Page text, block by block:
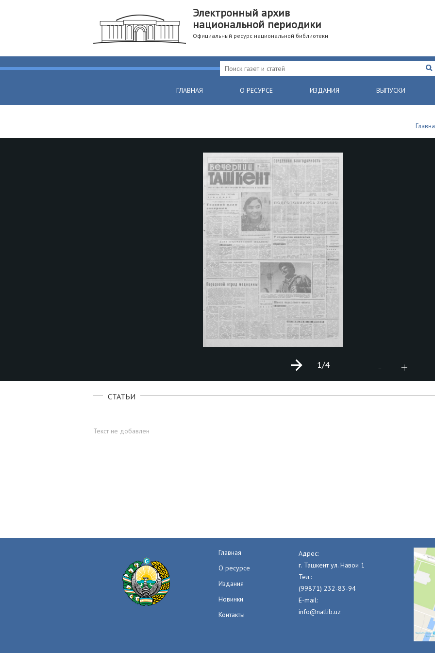
Электронный архив
национальной периодики
Официальный ресурс национальной библиотеки
ГЛАВНАЯ О РЕСУРСЕ ИЗДАНИЯ ВЫПУСКИ
- +
1/4
СТАТЬИ
Текст не добавлен
Главная
О ресурсе
Издания
Новинки
Контакты
Адрес:
г. Ташкент ул. Навои 1
Тел.:
(99871) 232-83-94
E-mail:
info@natlib.uz